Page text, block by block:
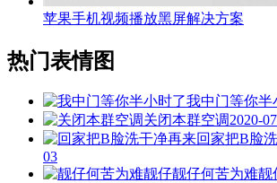
苹果手机视频播放黑屏解决方案
热门表情图
我中门等你半
关闭本群空调2020-
回家把B脸
03
靓仔何苦为难靓